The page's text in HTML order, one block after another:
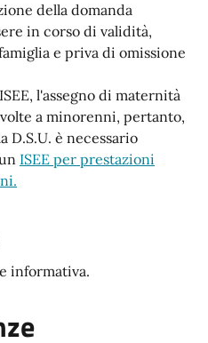
della domanda
in corso di validità,
e priva di omissione
l'assegno di maternità
a minorenni, pertanto,
D.S.U. è necessario
ISEE per prestazioni
informativa.